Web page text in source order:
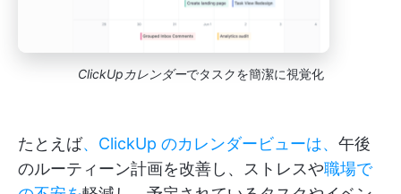
ClickUpカレンダーでタスクを簡潔に視覚化
たとえば、ClickUp のカレンダービューは、 午後
のルーティーン計画を改善し、ストレスや職場で